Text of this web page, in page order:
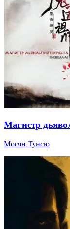
Магистр
Мосян Тунсю